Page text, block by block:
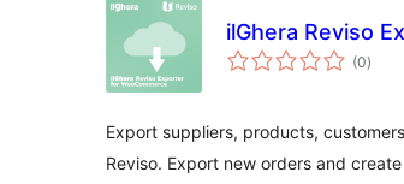
ilGhera Reviso
(0totale
)
Export suppliers, products,
Reviso. Export new orders and